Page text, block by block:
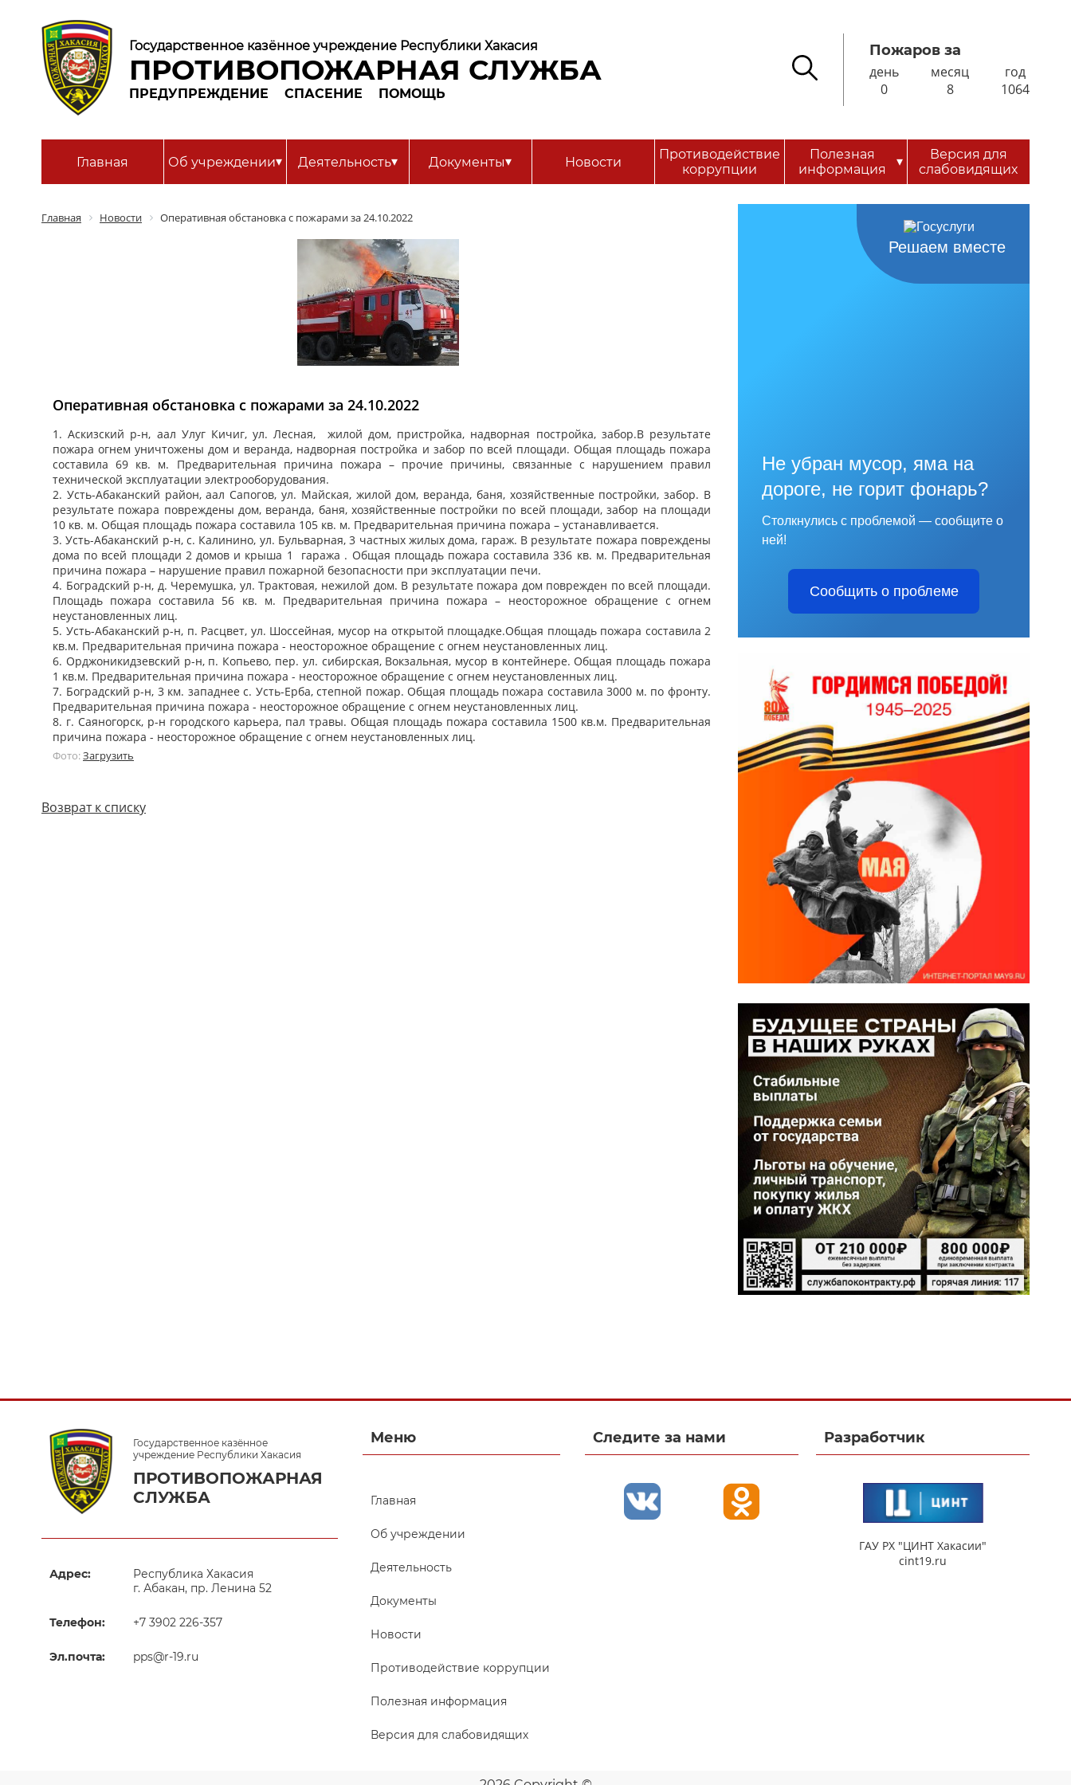
Государственное казённое учреждение Республики Хакасия
ПРОТИВОПОЖАРНАЯ СЛУЖБА
ПРЕДУПРЕЖДЕНИЕ СПАСЕНИЕ ПОМОЩЬ
Пожаров за
день
0
месяц
8
год
1064
Главная Об учреждении▾ Деятельность▾ Документы▾ Новости
Противодействие
коррупции
Полезная
информация
▾
Версия для
слабовидящих
Главная Новости Оперативная обстановка с пожарами за 24.10.2022
Оперативная обстановка с пожарами за 24.10.2022
1. Аскизский р-н, аал Улуг Кичиг, ул. Лесная, жилой дом, пристройка, надворная постройка, забор.В результате
пожара огнем уничтожены дом и веранда, надворная постройка и забор по всей площади. Общая площадь пожара
составила 69 кв. м. Предварительная причина пожара – прочие причины, связанные с нарушением правил
технической эксплуатации электрооборудования.
2. Усть-Абаканский район, аал Сапогов, ул. Майская, жилой дом, веранда, баня, хозяйственные постройки, забор. В
результате пожара повреждены дом, веранда, баня, хозяйственные постройки по всей площади, забор на площади
10 кв. м. Общая площадь пожара составила 105 кв. м. Предварительная причина пожара – устанавливается.
3. Усть-Абаканский р-н, с. Калинино, ул. Бульварная, 3 частных жилых дома, гараж. В результате пожара повреждены
дома по всей площади 2 домов и крыша 1 гаража . Общая площадь пожара составила 336 кв. м. Предварительная
причина пожара – нарушение правил пожарной безопасности при эксплуатации печи.
4. Боградский р-н, д. Черемушка, ул. Трактовая, нежилой дом. В результате пожара дом поврежден по всей площади.
Площадь пожара составила 56 кв. м. Предварительная причина пожара – неосторожное обращение с огнем
неустановленных лиц.
5. Усть-Абаканский р-н, п. Расцвет, ул. Шоссейная, мусор на открытой площадке.Общая площадь пожара составила 2
кв.м. Предварительная причина пожара - неосторожное обращение с огнем неустановленных лиц.
6. Орджоникидзевский р-н, п. Копьево, пер. ул. сибирская, Вокзальная, мусор в контейнере. Общая площадь пожара
1 кв.м. Предварительная причина пожара - неосторожное обращение с огнем неустановленных лиц.
7. Боградский р-н, 3 км. западнее с. Усть-Ерба, степной пожар. Общая площадь пожара составила 3000 м. по фронту.
Предварительная причина пожара - неосторожное обращение с огнем неустановленных лиц.
8. г. Саяногорск, р-н городского карьера, пал травы. Общая площадь пожара составила 1500 кв.м. Предварительная
причина пожара - неосторожное обращение с огнем неустановленных лиц.
Фото:Загрузить
Возврат к списку
Решаем вместе
Не убран мусор, яма на
дороге, не горит фонарь?
Столкнулись с проблемой — сообщите о
ней!
Сообщить о проблеме
Государственное казённое
учреждение Республики Хакасия
ПРОТИВОПОЖАРНАЯ
СЛУЖБА
Адрес:
Республика Хакасия
г. Абакан, пр. Ленина 52
Телефон: +7 3902 226-357
Эл.почта: pps@r-19.ru
Меню
Главная
Об учреждении
Деятельность
Документы
Новости
Противодействие коррупции
Полезная информация
Версия для слабовидящих
Следите за нами Разработчик
ГАУ РХ "ЦИНТ Хакасии"
cint19.ru